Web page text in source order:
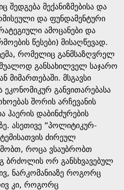
მექანიზმებისა და
და ფუნდამენტური
ამოცანები და
წესები) მისაღწევად.
რომელიც განმსაზღვრელ
განსახილველ საჯარო
მიმართებაში. მსგავსი
განვითარებასა
შორის არჩევანის
ჰაერის დაბინძურების
ასეთივე “პოლიტიკურ-
ძირეულ
როცა ვსაუბრობთ
ბრძოლის ორ განსხვავებულ
ნარკომანიაზე როგორც
კი, როგორც